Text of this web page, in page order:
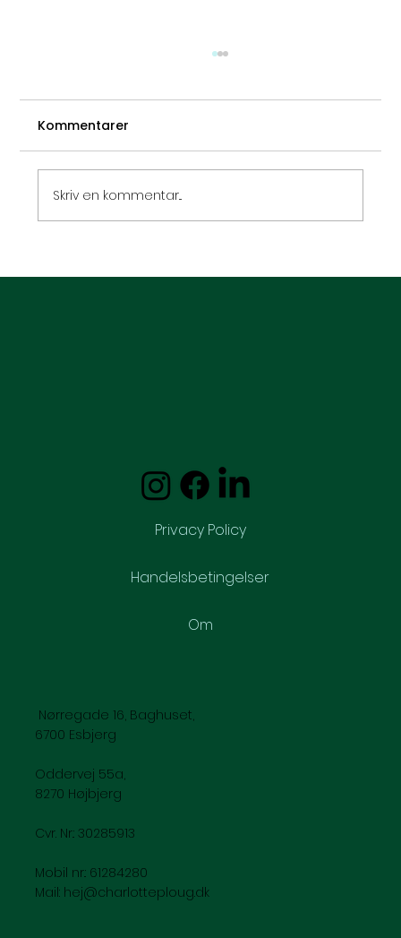
Kommentarer
Skriv en kommentar...
Nørregade 16, Baghuset,
6700 Esbjerg
Oddervej 55a,
8270 Højbjerg
Cvr. Nr.: 30285913
Mobil nr.: 61284280
Mail: hej@charlotteploug.dk
Privacy Policy
Handelsbetingelser
Om